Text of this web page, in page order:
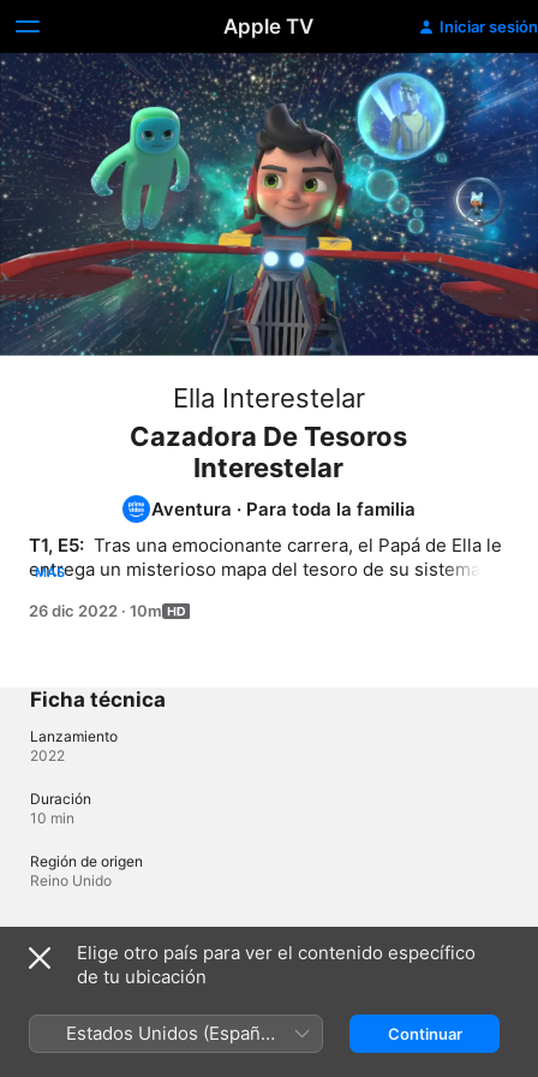
Apple TV Iniciar sesión
Ella Interestelar
Cazadora De Tesoros
Interestelar
Aventura · Para toda la familia
T1, E5: Tras una emocionante carrera, el Papá de Ella le
entrega un misterioso mapa del tesoro de su sistema
niños. Muy pronto, descubren cómo leer el mapa y
MÁS
26 dic 2022 · 10m
Ficha técnica
Lanzamiento
2022
Duración
10 min
Región de origen
Reino Unido
Idiomas
Audio original
Audio
Elige otro país para ver el contenido específico
de tu ubicación
Estados Unidos (Español
México)
Continuar